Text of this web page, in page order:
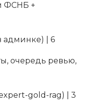
ФСНБ +
админке) | 6
очередь ревью,
gold-rag) | 3